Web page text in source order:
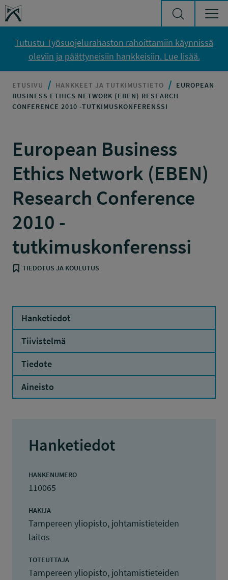
Siirry sisältöön
Työsuojelurahasto
Tutustu Työsuojelurahaston rahoittamiin käynnissä
oleviin ja päättyneisiin hankkeisiin. Lue lisää.
ETUSIVU HANKKEET JA TUTKIMUSTIETO
EUROPEAN
BUSINESS ETHICS NETWORK (EBEN) RESEARCH
CONFERENCE 2010 -TUTKIMUSKONFERENSSI
European Business
Ethics Network (EBEN)
Research Conference
2010 -
tutkimuskonferenssi
TIEDOTUS JA KOULUTUS
Hanketiedot
Tiivistelmä
Tiedote
Aineisto
Hanketiedot
HANKENUMERO
110065
HAKIJA
Tampereen yliopisto, johtamistieteiden
laitos
TOTEUTTAJA
Tampereen yliopisto, johtamistieteiden